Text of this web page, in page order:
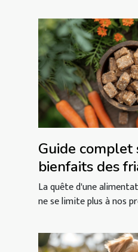
Guide complet
bienfaits des
pour chiens
La quête d'une
ne se limite plus à nos